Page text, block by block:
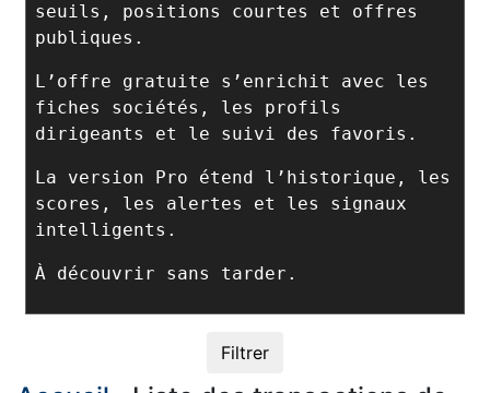
seuils, positions courtes et offres
publiques.
L’offre gratuite s’enrichit avec les
fiches sociétés, les profils
dirigeants et le suivi des favoris.
La version Pro étend l’historique, les
scores, les alertes et les signaux
intelligents.
À découvrir sans tarder.
Filtrer